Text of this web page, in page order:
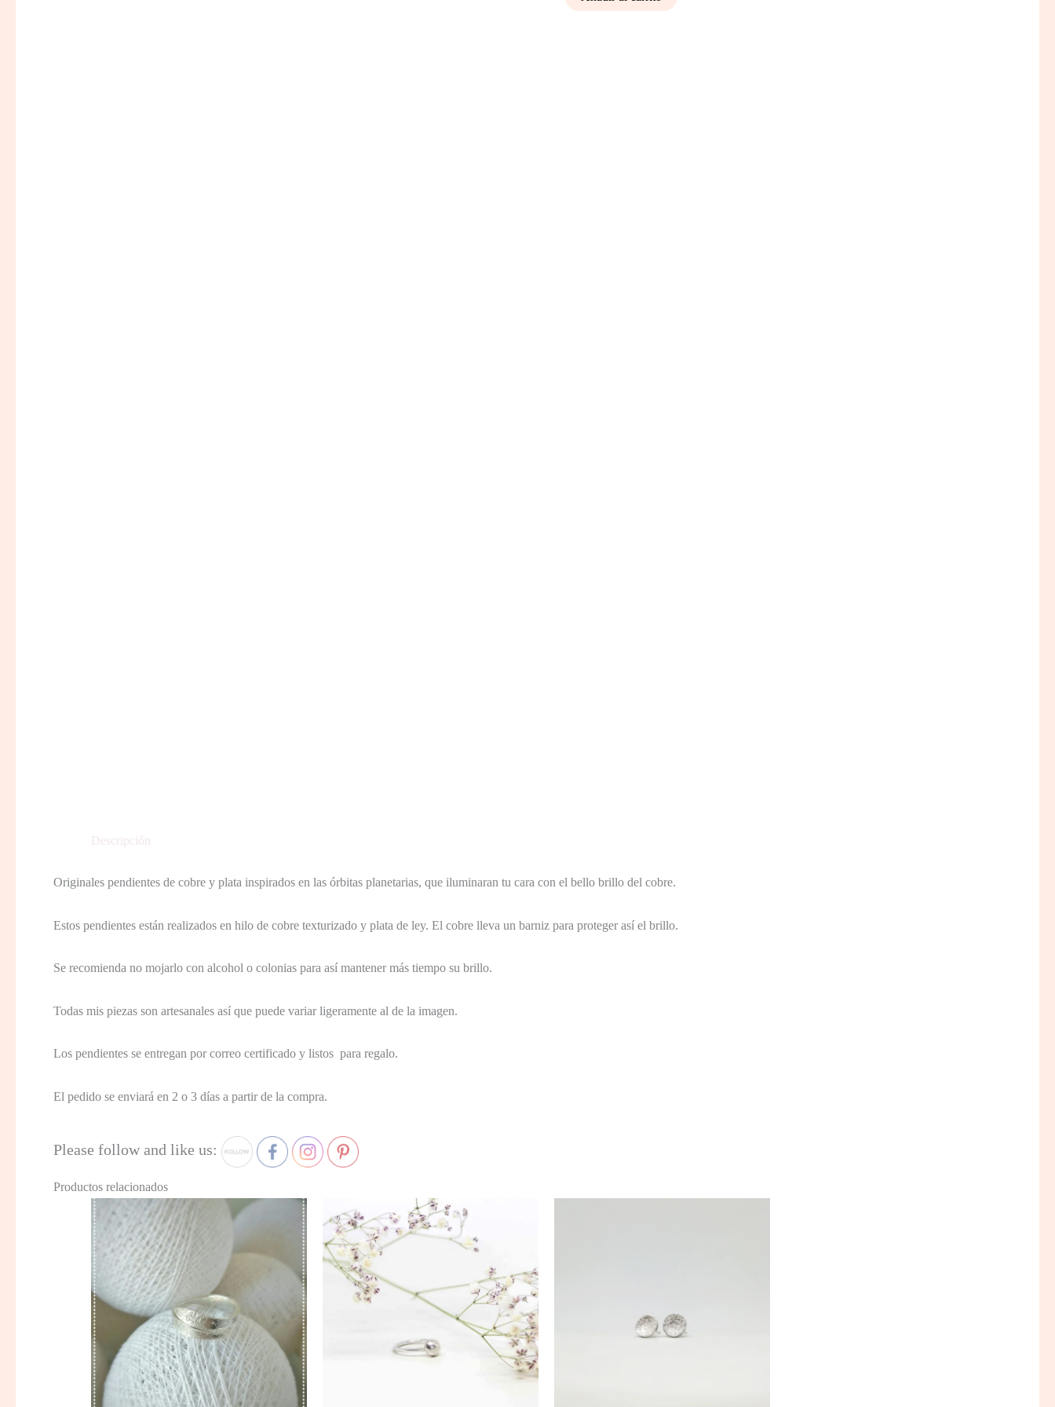
Descripción
Originales pendientes de cobre y plata inspirados en las órbitas planetarias, que iluminaran tu cara con el bello brillo del cobre.
Estos pendientes están realizados en hilo de cobre texturizado y plata de ley. El cobre lleva un barniz para proteger así el brillo.
Se recomienda no mojarlo con alcohol o colonias para así mantener más tiempo su brillo.
Todas mis piezas son artesanales así que puede variar ligeramente al de la imagen.
Los pendientes se entregan por correo certificado y listos para regalo.
El pedido se enviará en 2 o 3 días a partir de la compra.
Please follow and like us:
Productos relacionados